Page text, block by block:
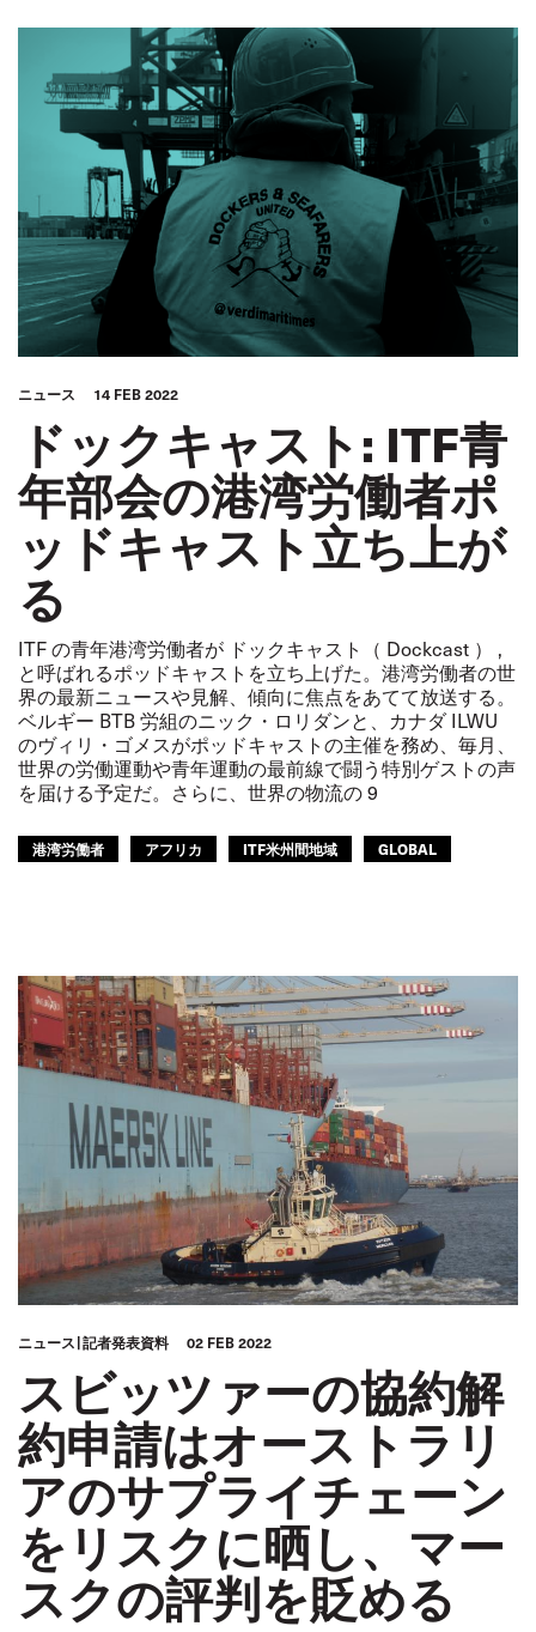
ニュース 14 FEB 2022
ドックキャスト: ITF青
年部会の港湾労働者ポ
ッドキャスト立ち上が
る
ITF の青年港湾労働者が ドックキャスト（ Dockcast ） ,
と呼ばれるポッドキャストを立ち上げた。港湾労働者の世
界の最新ニュースや見解、傾向に焦点をあてて放送する。
ベルギー BTB 労組のニック・ロリダンと、カナダ ILWU
のヴィリ・ゴメスがポッドキャストの主催を務め、毎月、
世界の労働運動や青年運動の最前線で闘う特別ゲストの声
を届ける予定だ。さらに、世界の物流の 9
港湾労働者 アフリカ ITF米州間地域 GLOBAL
ニュース 記者発表資料 02 FEB 2022
スビッツァーの協約解
約申請はオーストラリ
アのサプライチェーン
をリスクに晒し、マー
スクの評判を貶める